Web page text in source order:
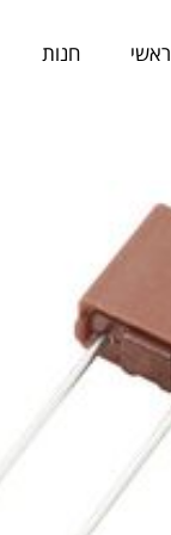
ראשי חנות